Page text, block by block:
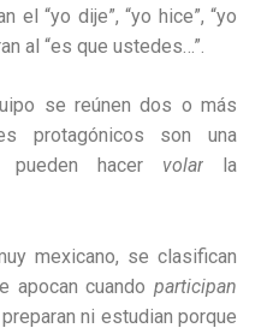
el “yo dije”, “yo hice”, “yo
al “es que ustedes…”.
se reúnen dos o más
protagónicos son una
hacer volar la
mexicano, se clasifican
apocan cuando participan
ni estudian porque